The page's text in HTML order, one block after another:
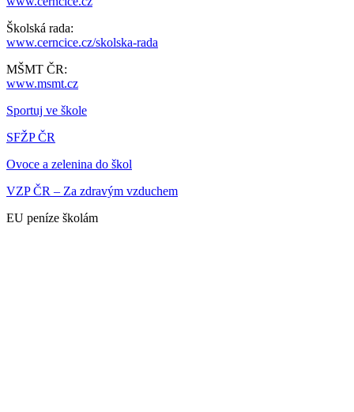
Školská rada:
www.cerncice.cz/skolska-rada
MŠMT ČR:
www.msmt.cz
Sportuj ve škole
SFŽP ČR
Ovoce a zelenina do škol
VZP ČR – Za zdravým vzduchem
EU peníze školám